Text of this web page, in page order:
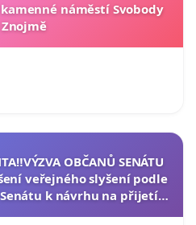
náměstí Svobody
OBČANŮ SENÁTU
veřejného slyšení podle
k návrhu na přijetí